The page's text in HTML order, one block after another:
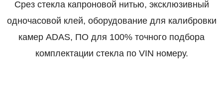
Срез стекла капроновой нитью, эксклюзивный
одночасовой клей, оборудование для калибровки
камер ADAS, ПО для 100% точного подбора
комплектации стекла по VIN номеру.